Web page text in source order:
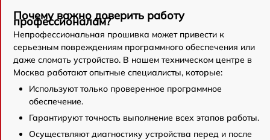
Почему важно доверить работу
профессионалам?
Непрофессиональная прошивка может привести к
серьезным повреждениям программного обеспечения или
даже сломать устройство. В нашем техническом центре в
Москва работают опытные специалисты, которые:
Используют только проверенное программное
обеспечение.
Гарантируют точность выполнение всех этапов работы.
Осуществляют диагностику устройства перед и после